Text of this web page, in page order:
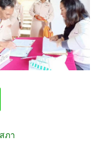
ภา